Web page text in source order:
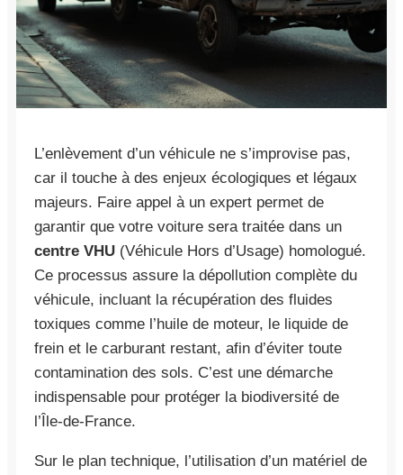
L’enlèvement d’un véhicule ne s’improvise pas,
car il touche à des enjeux écologiques et légaux
majeurs. Faire appel à un expert permet de
garantir que votre voiture sera traitée dans un
centre VHU (Véhicule Hors d’Usage) homologué.
Ce processus assure la dépollution complète du
véhicule, incluant la récupération des fluides
toxiques comme l’huile de moteur, le liquide de
frein et le carburant restant, afin d’éviter toute
contamination des sols. C’est une démarche
indispensable pour protéger la biodiversité de
l’Île-de-France.
Sur le plan technique, l’utilisation d’un matériel de